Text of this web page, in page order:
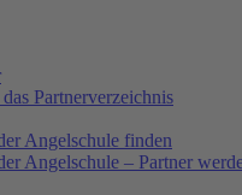
Partnerverzeichnis
Angelschule finden
Angelschule – Partner